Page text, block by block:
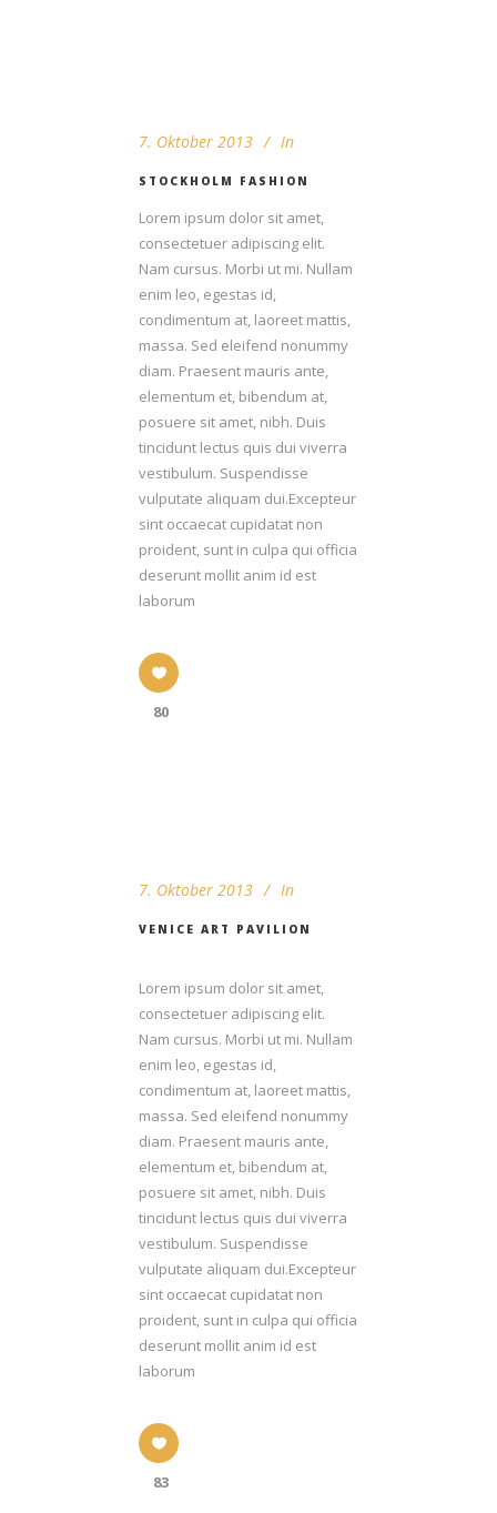
7. Oktober 2013 In
STOCKHOLM FASHION
Lorem ipsum dolor sit amet,
consectetuer adipiscing elit.
Nam cursus. Morbi ut mi. Nullam
enim leo, egestas id,
condimentum at, laoreet mattis,
massa. Sed eleifend nonummy
diam. Praesent mauris ante,
elementum et, bibendum at,
posuere sit amet, nibh. Duis
tincidunt lectus quis dui viverra
vestibulum. Suspendisse
vulputate aliquam dui.Excepteur
sint occaecat cupidatat non
proident, sunt in culpa qui officia
deserunt mollit anim id est
laborum
80
7. Oktober 2013 In
VENICE ART PAVILION
Lorem ipsum dolor sit amet,
consectetuer adipiscing elit.
Nam cursus. Morbi ut mi. Nullam
enim leo, egestas id,
condimentum at, laoreet mattis,
massa. Sed eleifend nonummy
diam. Praesent mauris ante,
elementum et, bibendum at,
posuere sit amet, nibh. Duis
tincidunt lectus quis dui viverra
vestibulum. Suspendisse
vulputate aliquam dui.Excepteur
sint occaecat cupidatat non
proident, sunt in culpa qui officia
deserunt mollit anim id est
laborum
83